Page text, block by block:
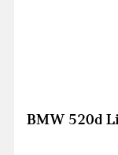
BMW 520d